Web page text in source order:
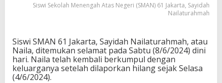
Siswi Sekolah Menengah Atas Negeri (SMAN) 61 Jakarta, Sayidah
Nailaturahmah
Siswi SMAN 61 Jakarta, Sayidah Nailaturahmah, atau
Naila, ditemukan selamat pada Sabtu (8/6/2024) dini
hari. Naila telah kembali berkumpul dengan
keluarganya setelah dilaporkan hilang sejak Selasa
(4/6/2024).